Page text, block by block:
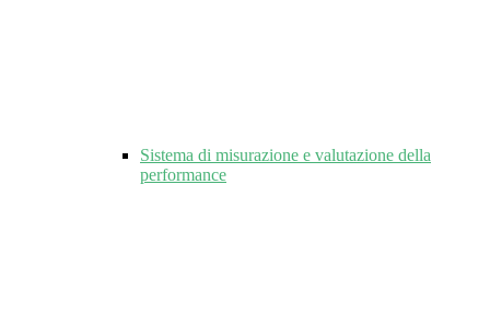
Sistema di misurazione e valutazione della
performance